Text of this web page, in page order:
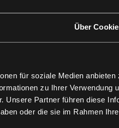
Über
für soziale Medien anbieten
zu Ihrer Verwendung
Unsere Partner führen diese
oder die sie im Rahmen